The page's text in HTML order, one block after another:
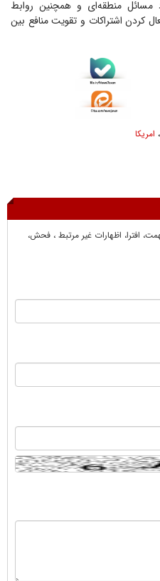
مسائل منطقه‌ای و همچنین روابط
کردن اشتراکات و تقویت منافع بین
، امریکا
افترا، اظهارات غير مرتبط ، فحش،